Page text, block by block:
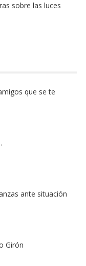
sobre las luces
que se te
ante situación
Girón